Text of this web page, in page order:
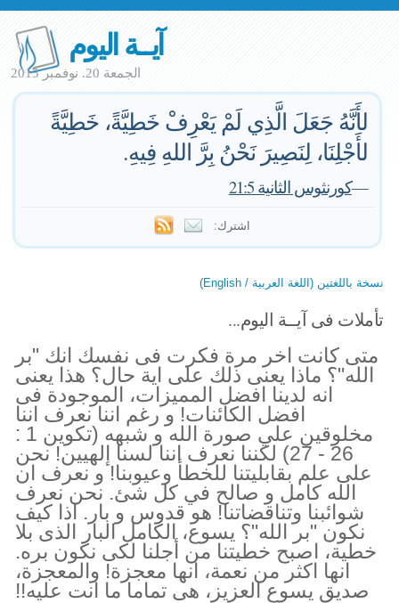
آيــة اليوم
الجمعة 20. نوفمبر 2015
لأَنَّهُ جَعَلَ الَّذِي لَمْ يَعْرِفْ خَطِيَّةً، خَطِيَّةً
لأَجْلِنَا، لِنَصِيرَ نَحْنُ بِرَّ اللهِ فِيهِ.
—كورنثوس الثانية 21:5
اشترك:
نسخة باللغتين (اللغة العربية / English)
تأملات فى آيــة اليوم...
متى كانت اخر مرة فكرت فى نفسك انك "بر
الله"؟ ماذا يعنى ذلك على اية حال؟ هذا يعنى
انه لدينا افضل المميزات، الموجودة فى
افضل الكائنات! و رغم اننا نعرف اننا
مخلوقين علي صورة الله و شبهه (تكوين 1 :
26 - 27) لكننا نعرف اننا لسنا إلهيين! نحن
على علم بقابليتنا للخطأ وعيوبنا! و نعرف ان
الله كامل و صالح في كل شئ. نحن نعرف
شوائبنا وتناقضاتنا! هو قدوس و بار. اذا كيف
نكون "بر الله"؟ يسوع، الكامل البار الذى بلا
خطية، اصبح خطيتنا من أجلنا لكى نكون بره.
انها اكثر من نعمة، انها معجزة! والمعجزة،
صديق يسوع العزيز، هى تماما ما انت عليه!!